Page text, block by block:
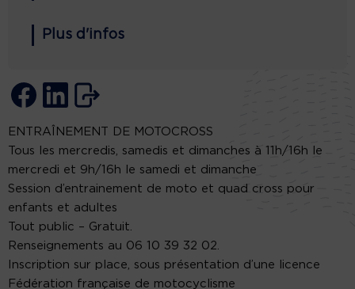
Plus d'infos
ENTRAÎNEMENT DE MOTOCROSS
Tous les mercredis, samedis et dimanches à 11h/16h le
mercredi et 9h/16h le samedi et dimanche
Session d’entrainement de moto et quad cross pour
enfants et adultes
Tout public – Gratuit.
Renseignements au 06 10 39 32 02.
Inscription sur place, sous présentation d’une licence
Fédération française de motocyclisme